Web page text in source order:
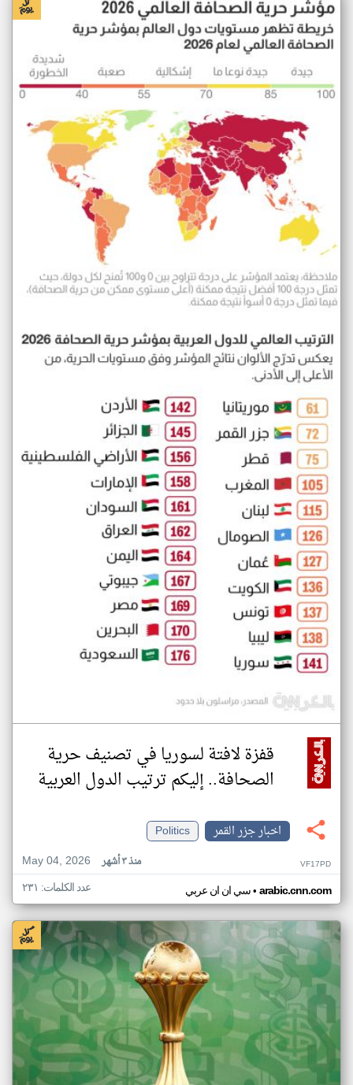
قفزة لافتة لسوريا في تصنيف حرية
الصحافة.. إليكم ترتيب الدول العربية
اخبار جزر القمر
Politics
May 04, 2026
منذ ٣ أشهر VF17PD
سي ان ان عربي• arabic.cnn.com عدد الكلمات: ٢٣١